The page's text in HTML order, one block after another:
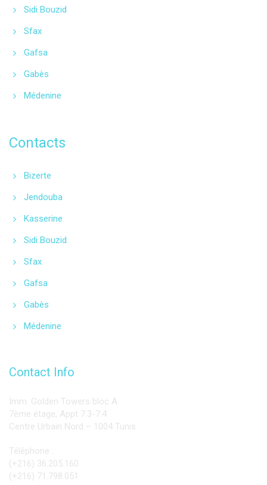
Sidi Bouzid
Sfax
Gafsa
Gabès
Médenine
Contacts
Bizerte
Jendouba
Kasserine
Sidi Bouzid
Sfax
Gafsa
Gabès
Médenine
Contact Info
Imm. Golden Towers bloc A
7ème étage, Appt 7.3-7.4
Centre Urbain Nord – 1004 Tunis
Téléphone :
(+216) 36.205.160
(+216) 71.798.051